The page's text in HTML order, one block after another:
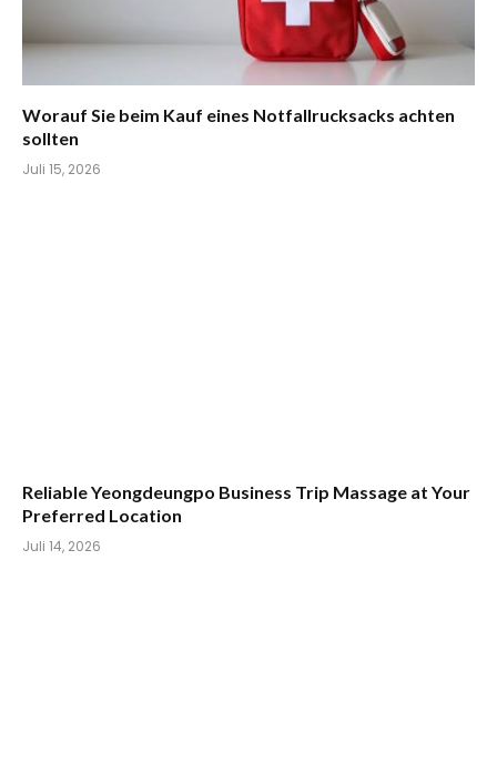
Worauf Sie beim Kauf eines Notfallrucksacks achten
sollten
Juli 15, 2026
Reliable Yeongdeungpo Business Trip Massage at Your
Preferred Location
Juli 14, 2026